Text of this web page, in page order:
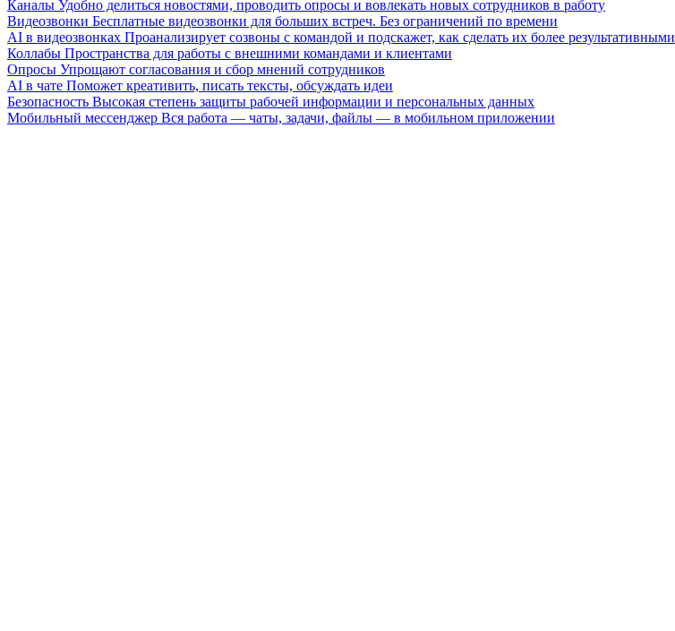
Каналы Удобно делиться новостями, проводить опросы и вовлекать новых сотрудников в работу
Видеозвонки Бесплатные видеозвонки для больших встреч. Без ограничений по времени
AI в видеозвонках Проанализирует созвоны с командой и подскажет, как сделать их более результативными
Коллабы Пространства для работы с внешними командами и клиентами
Опросы Упрощают согласования и сбор мнений сотрудников
AI в чате Поможет креативить, писать тексты, обсуждать идеи
Безопасность Высокая степень защиты рабочей информации и персональных данных
Мобильный мессенджер Вся работа — чаты, задачи, файлы — в мобильном приложении